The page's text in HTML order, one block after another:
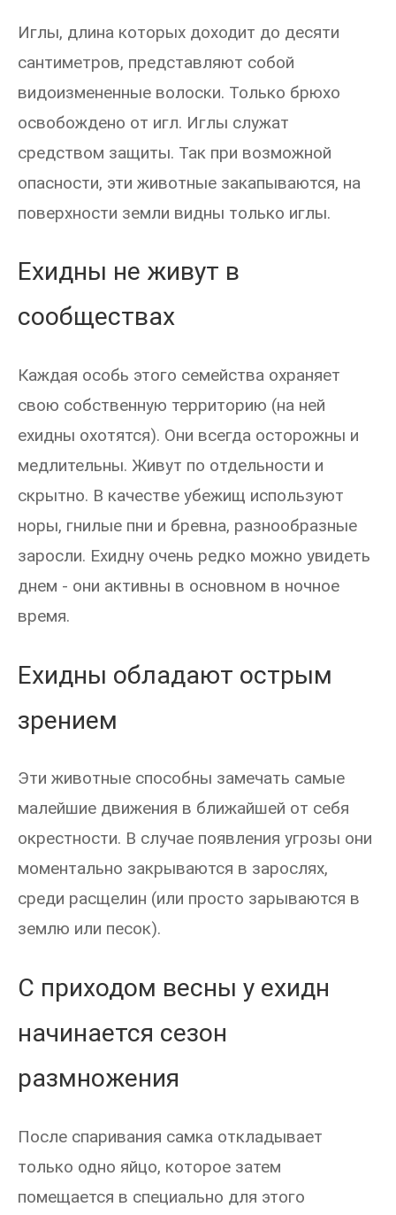
Иглы, длина которых доходит до десяти
сантиметров, представляют собой
видоизмененные волоски. Только брюхо
освобождено от игл. Иглы служат
средством защиты. Так при возможной
опасности, эти животные закапываются, на
поверхности земли видны только иглы.
Ехидны не живут в
сообществах
Каждая особь этого семейства охраняет
свою собственную территорию (на ней
ехидны охотятся). Они всегда осторожны и
медлительны. Живут по отдельности и
скрытно. В качестве убежищ используют
норы, гнилые пни и бревна, разнообразные
заросли. Ехидну очень редко можно увидеть
днем - они активны в основном в ночное
время.
Ехидны обладают острым
зрением
Эти животные способны замечать самые
малейшие движения в ближайшей от себя
окрестности. В случае появления угрозы они
моментально закрываются в зарослях,
среди расщелин (или просто зарываются в
землю или песок).
С приходом весны у ехидн
начинается сезон
размножения
После спаривания самка откладывает
только одно яйцо, которое затем
помещается в специально для этого